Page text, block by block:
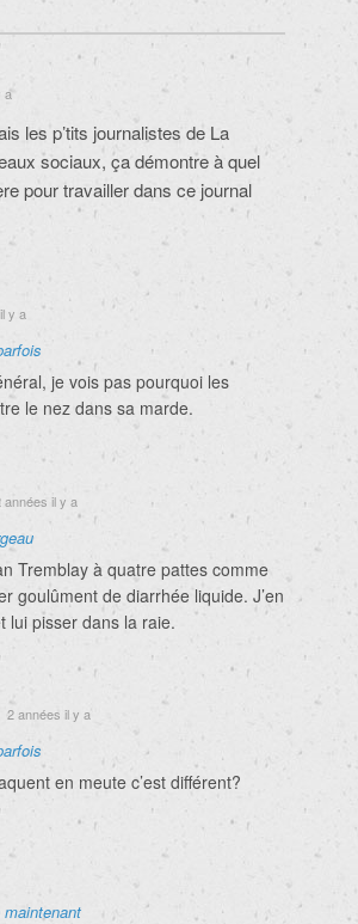
a
les p’tits journalistes de La
sociaux, ça démontre à quel
pour travailler dans ce journal
y a
je vois pas pourquoi les
le nez dans sa marde.
années il y a
Tremblay à quatre pattes comme
goulûment de diarrhée liquide. J’en
lui pisser dans la raie.
2 années il y a
en meute c’est différent?